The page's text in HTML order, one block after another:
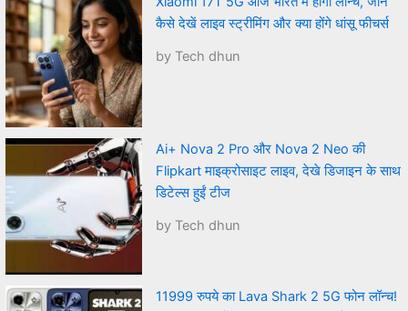
कैसे देखें लाइव स्ट्रीमिंग और क्या होंगे धांसू फीचर्स
by Tech dhun
Ai+ Nova 2 Pro और Nova 2 Neo की
Flipkart माइक्रोसाइट लाइव, देखे डिजाइन के साथ
डिटेल्स हुईं टीज
by Tech dhun
11999 रुपये का Lava Shark 2 5G फोन लॉन्च!